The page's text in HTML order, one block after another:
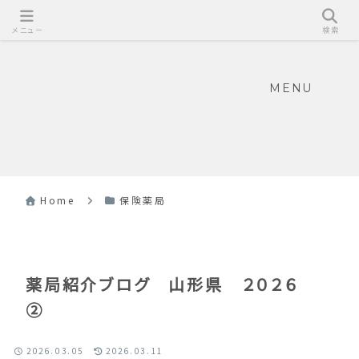
MENU
Home 保険薬局
薬局紹介ブログ 山形県 ２０２６
②
2026.03.05 2026.03.11
メニュー 検索